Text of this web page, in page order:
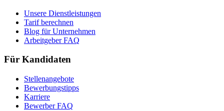
Unsere Dienstleistungen
Tarif berechnen
Blog für Unternehmen
Arbeitgeber FAQ
Für Kandidaten
Stellenangebote
Bewerbungstipps
Karriere
Bewerber FAQ